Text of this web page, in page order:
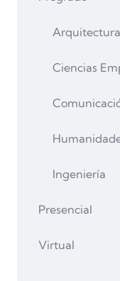
Ciencias
Ingeniería
Presencial
Virtual